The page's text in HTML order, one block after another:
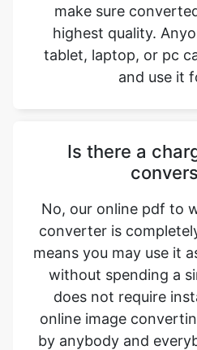
and use it
Is there a
No, our online pdf to
converter is
without spending a
does not require
online image
by anybody and
function, you don’t
technical
converter is